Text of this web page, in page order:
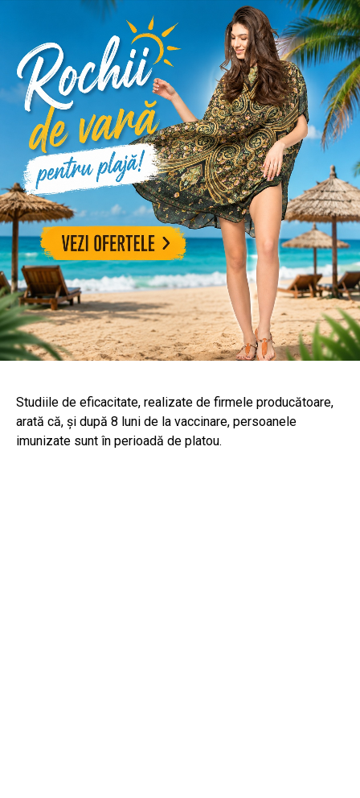
Studiile de eficacitate, realizate de firmele producătoare,
arată că, și după 8 luni de la vaccinare, persoanele
imunizate sunt în perioadă de platou.